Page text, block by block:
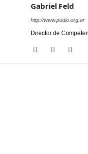
Gabriel Feld
http://www.podio.org.ar
Director de